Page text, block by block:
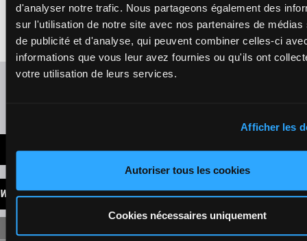
d'analyser notre trafic. Nous partageons également des
sur l'utilisation de notre site avec nos partenaires de médias
de publicité et d'analyse, qui peuvent combiner celles-ci
informations que vous leur avez fournies ou qu'ils ont
votre utilisation de leurs services.
Afficher les
Autoriser tous les cookies
Cookies nécessaires uniquement
13
Gilard M.-
Gilard M.
F/4 - 2150m-
2a 2a 2a 4a
F/42150m 1'11"9
2a 2a 2a 4a
LATEST NEWS
WINNINGS